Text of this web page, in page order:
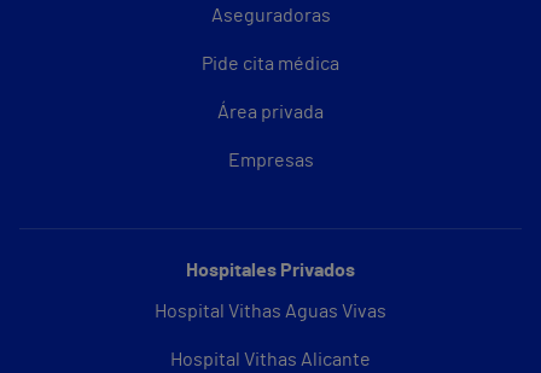
Aseguradoras
Pide cita médica
Área privada
Empresas
Hospitales Privados
Hospital Vithas Aguas Vivas
Hospital Vithas Alicante